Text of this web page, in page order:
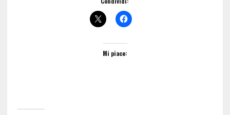
Mi piace: